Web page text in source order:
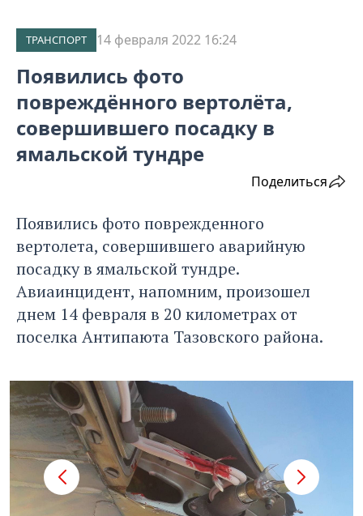
ТРАНСПОРТ 14 февраля 2022 16:24
Появились фото
повреждённого вертолёта,
совершившего посадку в
ямальской тундре
Поделиться
Появились фото поврежденного
вертолета, совершившего аварийную
посадку в ямальской тундре.
Авиаинцидент, напомним, произошел
днем 14 февраля в 20 километрах от
поселка Антипаюта Тазовского района.